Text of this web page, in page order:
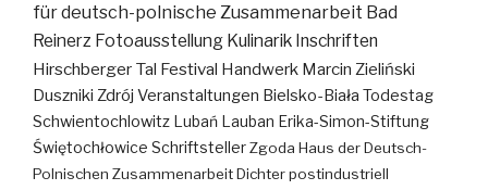
für deutsch-polnische Zusammenarbeit Bad
Reinerz Fotoausstellung Kulinarik Inschriften
Hirschberger Tal Festival Handwerk Marcin Zieliński
Duszniki Zdrój Veranstaltungen Bielsko-Biała Todestag
Schwientochlowitz Lubań Lauban Erika-Simon-Stiftung
Świętochłowice SchriftstellerZgoda Haus der Deutsch-
Polnischen ZusammenarbeitDichterpostindustriell